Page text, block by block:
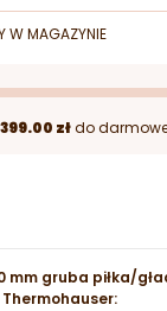
W MAGAZYNIE
399.00 złdo
mm gruba piłka/